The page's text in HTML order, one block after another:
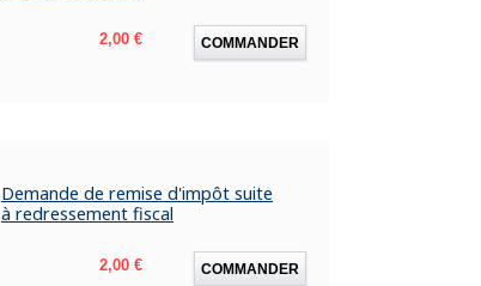
Prix
2,00 € COMMANDER
Demande de remise d'impôt suite
à redressement fiscal
Prix
2,00 € COMMANDER